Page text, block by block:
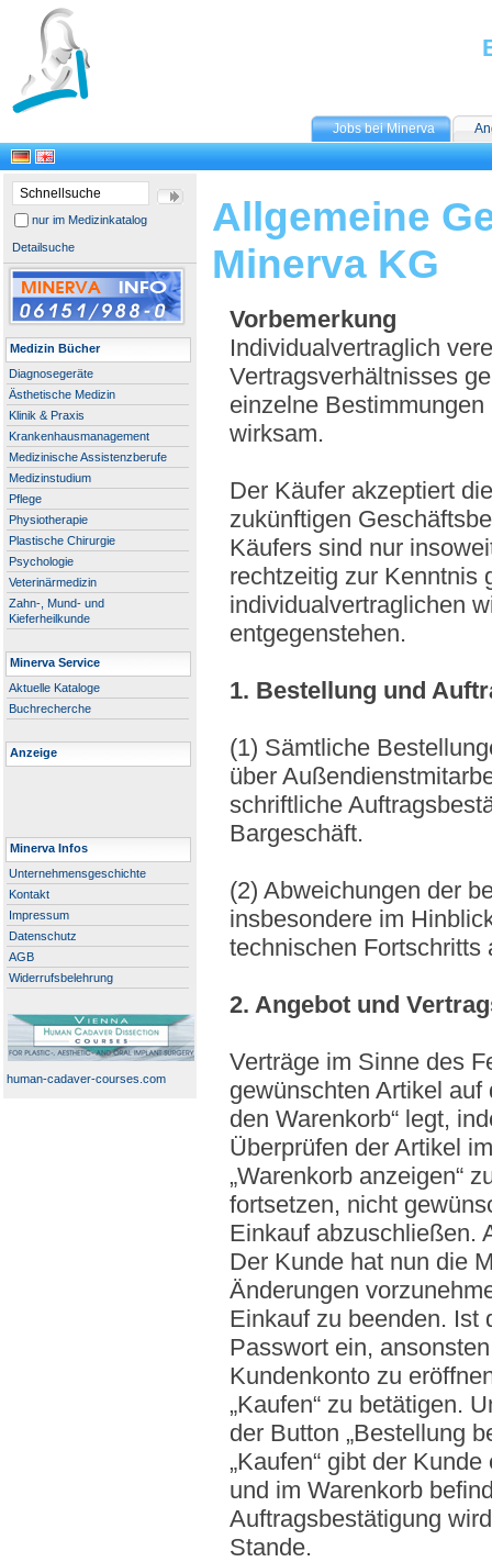
Jobs bei Minerva
nur im Medizinkatalog
Detailsuche
Medizin Bücher
Diagnosegeräte
Ästhetische Medizin
Klinik & Praxis
Krankenhausmanagement
Medizinische Assistenzberufe
Medizinstudium
Pflege
Physiotherapie
Plastische Chirurgie
Psychologie
Veterinärmedizin
Zahn-, Mund- und
Kieferheilkunde
Minerva Service
Aktuelle Kataloge
Buchrecherche
Anzeige
Minerva Infos
Unternehmensgeschichte
Kontakt
Impressum
Datenschutz
AGB
Widerrufsbelehrung
human-cadaver-courses.com
Allgemeine
Minerva KG
Vorbemerkung
Individualvertraglich
Vertragsverhältnisses
einzelne
wirksam.
Der Käufer akzeptiert
zukünftigen
Käufers sind nur
rechtzeitig zur Kenntnis
individualvertraglichen
entgegenstehen.
1. Bestellung und
(1) Sämtliche
über
schriftliche
Bargeschäft.
(2) Abweichungen der
insbesondere im
technischen Fortschritts
2. Angebot und
Verträge im Sinne des
gewünschten Artikel auf
den Warenkorb“ legt,
Überprüfen der Artikel
„Warenkorb anzeigen“
fortsetzen, nicht
Einkauf abzuschließen.
Der Kunde hat nun die
Änderungen
Einkauf zu beenden. Ist
Passwort ein,
Kundenkonto zu
„Kaufen“ zu betätigen.
der Button „Bestellung
„Kaufen“ gibt der
und im Warenkorb
Auftragsbestätigung
Stande.